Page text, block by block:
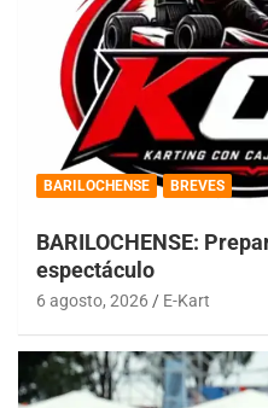
BARILOCHENSE BREVES
BARILOCHENSE:
espectáculo
6 agosto, 2026 E-Kart